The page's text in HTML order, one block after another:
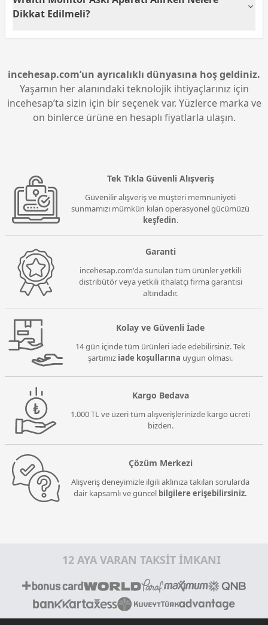
tercihtir. Farklı monitör boyutlarına uyum sağlaması,
aralığındaki monitörlerle uyumlu olması, geniş bir
tiplerine kolayca monte edilebilir. Bu uyumluluk,
hale getirir.
Dikkat Edilmeli?
Wraith Monitör Askı Aparatı satın alırken,
aralığı ve 9 kg taşıma kapasitesi, aparatın uyumlu
olduğu değerlerdir. Ayrıca, VESA uyumluluğunu
kontrol etmek, montaj sürecini kolaylaştırır. Kullanım
alanınıza uygun yükseklik ayarı ve dönebilme
özelliklerini değerlendirmek de faydalı olacaktır.
incehesap.com’un ayrıcalıklı dünyasına hoş geldiniz.
Yaşamın her alanındaki teknolojik ihtiyaçlarınız için
incehesap’ta sizin için bir seçenek var. Yüzlerce marka ve
on binlerce ürüne en hesaplı fiyatlarla ulaşın.
Tek Tıkla Güvenli Alışveriş
Güvenilir alışveriş ve müşteri memnuniyeti
sunmamızı mümkün kılan operasyonel gücümüzü
keşfedin.
Garanti
incehesap.com'da sunulan tüm ürünler yetkili
distribütör veya yetkili ithalatçı firma garantisi
altındadır.
Kolay ve Güvenli İade
14 gün içinde tüm ürünleri iade edebilirsiniz. Tek
şartımız iade koşullarına uygun olması.
Kargo Bedava
1.000 TL ve üzeri tüm alışverişlerinizde kargo ücreti
bizden.
Çözüm Merkezi
Alışveriş deneyimizle ilgili aklınıza takılan sorularda
dair kapsamlı ve güncel bilgilere erişebilirsiniz.
12 AYA VARAN TAKSİT İMKANI